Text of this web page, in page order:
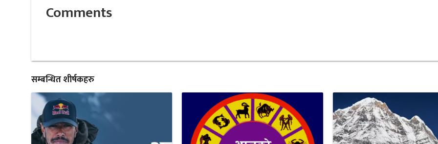
Comments
सम्बन्धित शीर्षकहरु